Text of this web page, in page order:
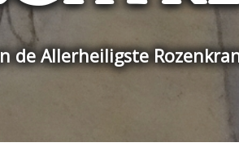
de Allerheiligste